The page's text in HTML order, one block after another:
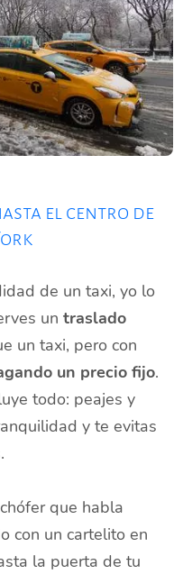
el centro de
de un taxi, yo lo
untraslado
un taxi, pero con
un precio fijo.
todo: peajes y
y te evitas
que habla
con un cartelito en
la puerta de tu